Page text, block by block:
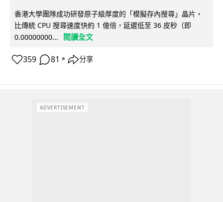
香港大學團隊成功研發原子級厚度的「模擬存內搜尋」晶片，
比傳統 CPU 搜尋速度快約 1 億倍，延遲低至 36 皮秒（即
0.00000000...
閱讀全文
359 81 ↗ 分享
ADVERTISEMENT